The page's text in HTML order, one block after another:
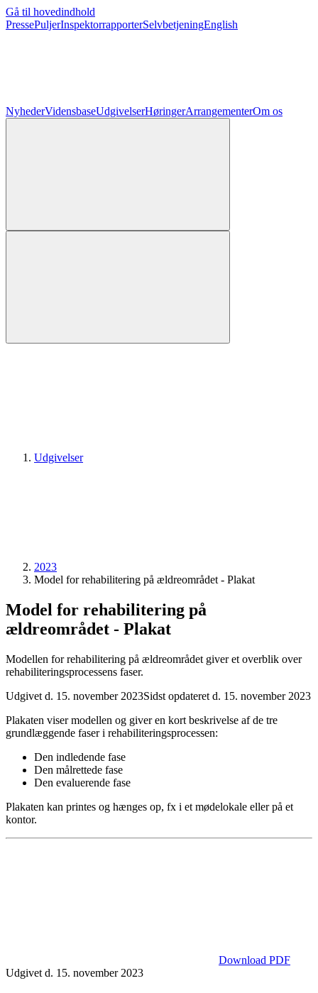
Gå til hovedindhold
PressePuljerInspektorrapporterSelvbetjeningEnglish
NyhederVidensbaseUdgivelserHøringerArrangementerOm os
Udgivelser
2023
Model for rehabilitering på ældreområdet - Plakat
Model for rehabilitering på
ældreområdet - Plakat
Modellen for rehabilitering på ældreområdet giver et overblik over
rehabiliteringsprocessens faser.
Udgivet d. 15. november 2023Sidst opdateret d. 15. november 2023
Plakaten viser modellen og giver en kort beskrivelse af de tre
grundlæggende faser i rehabiliteringsprocessen:
Den indledende fase
Den målrettede fase
Den evaluerende fase
Plakaten kan printes og hænges op, fx i et mødelokale eller på et
kontor.
Download PDF
Udgivet d. 15. november 2023